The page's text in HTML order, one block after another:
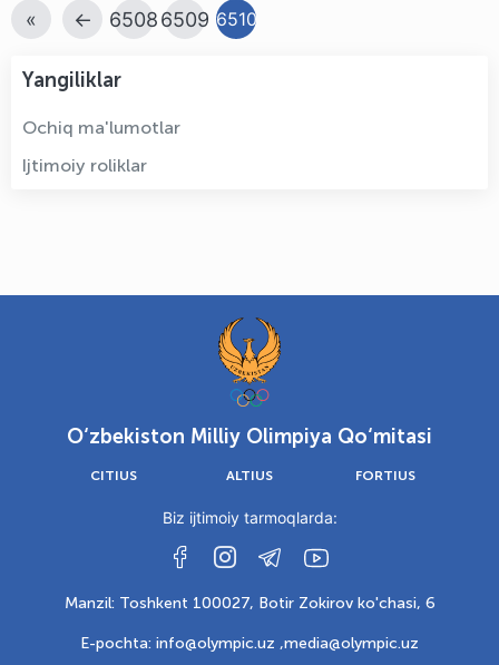
« ← 65086509 6510
Yangiliklar
Ochiq ma'lumotlar
Ijtimoiy roliklar
O‘zbekiston Milliy Olimpiya Qo‘mitasi
CITIUS ALTIUS FORTIUS
Biz ijtimoiy tarmoqlarda:
Manzil: Toshkent 100027, Botir Zokirov ko'chasi, 6
E-pochta: info@olympic.uz ,media@olympic.uz